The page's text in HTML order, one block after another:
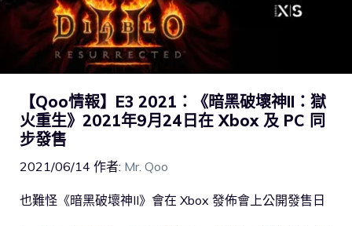
【Qoo情報】E3 2021：《暗黑破壞神II：獄
火重生》2021年9月24日在 Xbox 及 PC 同
步發售
2021/06/14 作者: Mr. Qoo
也難怪《暗黑破壞神II》會在 Xbox 發佈會上公開發售日